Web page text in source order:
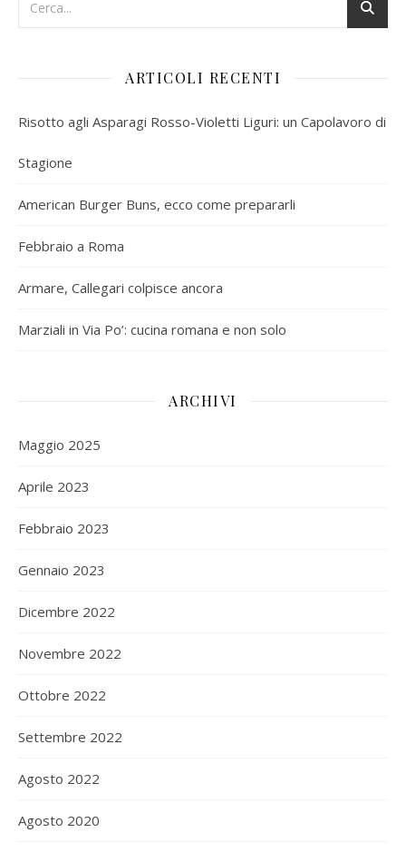
ARTICOLI RECENTI
Risotto agli Asparagi Rosso-Violetti Liguri: un Capolavoro di
Stagione
American Burger Buns, ecco come prepararli
Febbraio a Roma
Armare, Callegari colpisce ancora
Marziali in Via Po’: cucina romana e non solo
ARCHIVI
Maggio 2025
Aprile 2023
Febbraio 2023
Gennaio 2023
Dicembre 2022
Novembre 2022
Ottobre 2022
Settembre 2022
Agosto 2022
Agosto 2020